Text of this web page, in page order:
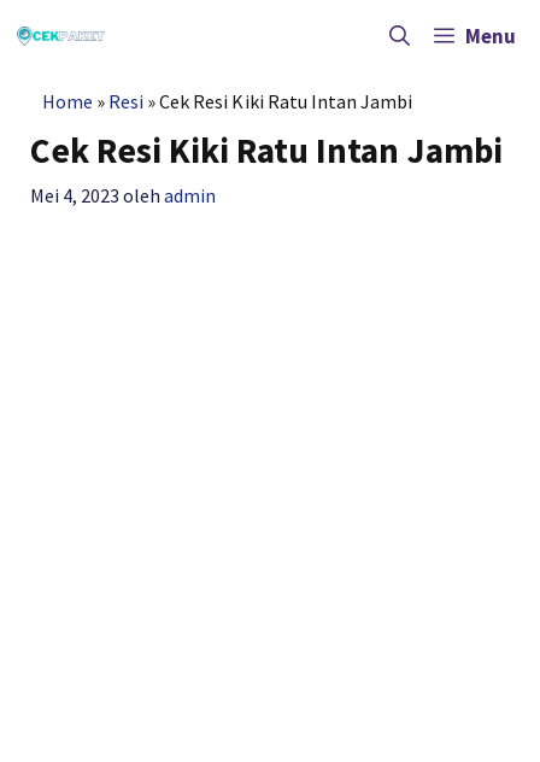
ke
Menu
Home » Resi »Cek Resi Kiki Ratu Intan Jambi
Cek Resi Kiki Ratu Intan Jambi
Mei 4, 2023 olehadmin